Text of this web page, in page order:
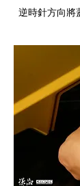
逆時針方向將